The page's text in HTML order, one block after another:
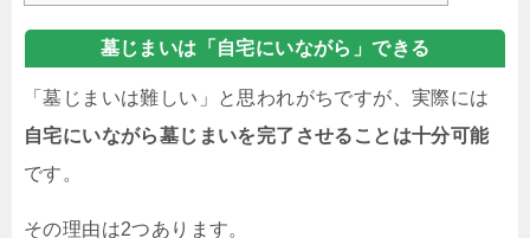
墓じまいは「自宅にいながら」できる
「墓じまいは難しい」と思われがちですが、実際には
自宅にいながら墓じまいを完了させることは十分可能
です。
その理由は2つあります。